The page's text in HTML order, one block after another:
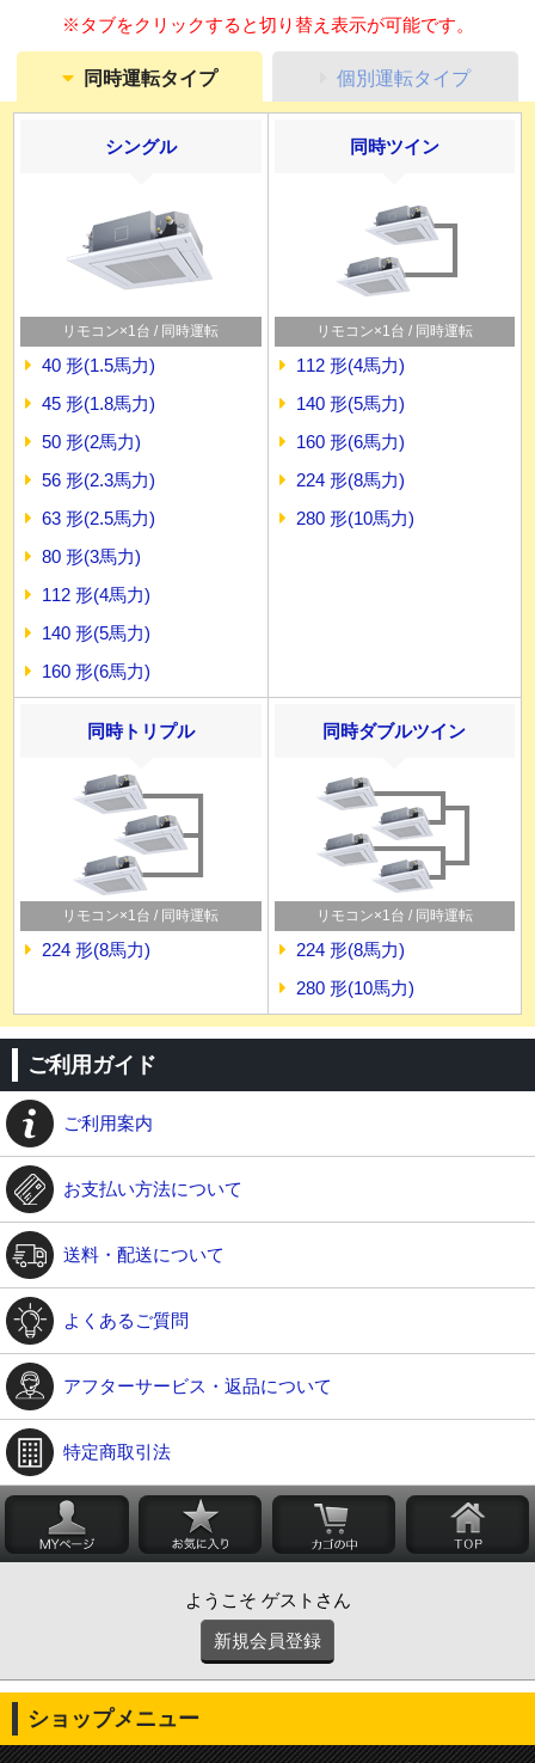
※タブをクリックすると切り替え表示が可能です。
同時運転タイプ 個別運転タイプ
シングル
リモコン×1台 / 同時運転
40 形(1.5馬力)
45 形(1.8馬力)
50 形(2馬力)
56 形(2.3馬力)
63 形(2.5馬力)
80 形(3馬力)
112 形(4馬力)
140 形(5馬力)
160 形(6馬力)
同時ツイン
リモコン×1台 / 同時運転
112 形(4馬力)
140 形(5馬力)
160 形(6馬力)
224 形(8馬力)
280 形(10馬力)
同時トリプル
リモコン×1台 / 同時運転
224 形(8馬力)
同時ダブルツイン
リモコン×1台 / 同時運転
224 形(8馬力)
280 形(10馬力)
ご利用ガイド
ご利用案内
お支払い方法について
送料・配送について
よくあるご質問
アフターサービス・返品について
特定商取引法
ようこそ ゲストさん
新規会員登録
ショップメニュー